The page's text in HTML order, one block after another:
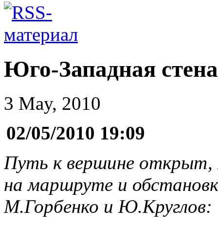
Юго-Западная
3 May, 2010
02/05/2010 19:09
Путь к вершине открыт,
на маршруте и
М.Горбенко и Ю.Круглов: